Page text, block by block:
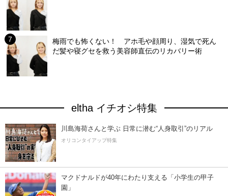
梅雨でも怖くない！ アホ毛や顔周り、湿気で死ん
だ髪や寝グセを救う美容師直伝のリカバリー術
eltha イチオシ特集
川島海荷さんと学ぶ 日常に潜む“人身取引”のリアル
オリコンタイアップ特集
マクドナルドが40年にわたり支える「小学生の甲子
園」